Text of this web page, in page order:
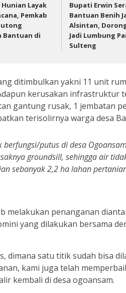
Layak
Pemkab
Bantuan di
Bupati Erwin
Bantuan Benih
Alsintan,
Jadi Lumbung
Sulteng
ditimbulkan yakni 11 unit
kerusakan infrastruktur
gantung rusak, 1 jembatan
terisolirnya warga desa
putus di desa
groundsill, sehingga air
sebanyak 2,2 ha lahan
melakukan penanganan
yang dilakukan bersama
dimana satu titik sudah bisa
kami juga telah
kembali di desa ogoansam.